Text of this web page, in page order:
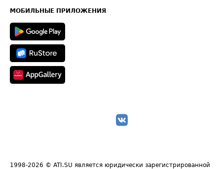
Техническая информация
МОБИЛЬНЫЕ ПРИЛОЖЕНИЯ
1998-2026 © ATI.SU является юридически зарегистрированной